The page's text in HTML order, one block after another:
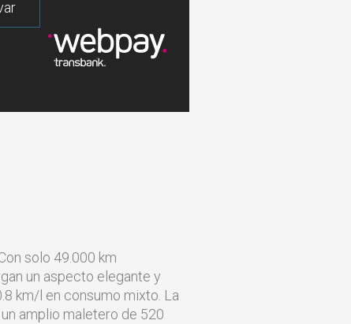
solo 49.000 km
un aspecto elegante y
km/l en consumo mixto. La
amplio maletero de 520